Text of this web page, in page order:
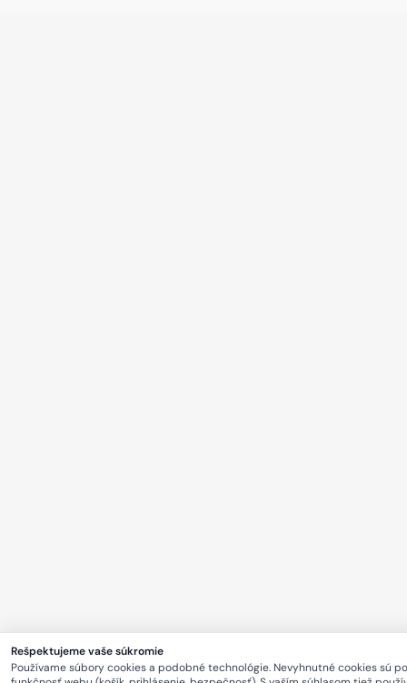
Rešpektujeme vaše súkromie
Používame súbory cookies a podobné technológie. Nevyhnutné cookies sú